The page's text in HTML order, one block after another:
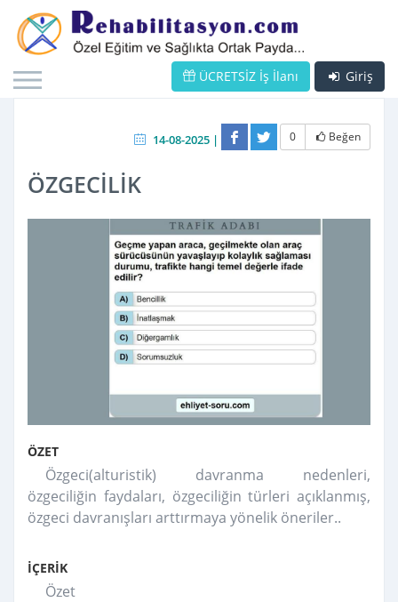
Giriş
ÜCRETSİZ İş İlanı
14-08-2025 | 0 Beğen
ÖZGECİLİK
ÖZET
Özgeci(alturistik) davranma nedenleri,
özgeciliğin faydaları, özgeciliğin türleri açıklanmış,
özgeci davranışları arttırmaya yönelik öneriler..
İÇERİK
Özet